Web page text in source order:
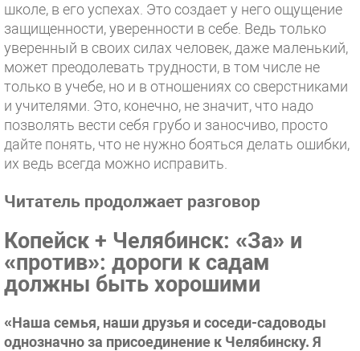
школе, в его успехах. Это создает у него ощущение
защищенности, уверенности в себе. Ведь только
уверенный в своих силах человек, даже маленький,
может преодолевать трудности, в том числе не
только в учебе, но и в отношениях со сверстниками
и учителями. Это, конечно, не значит, что надо
позволять вести себя грубо и заносчиво, просто
дайте понять, что не нужно бояться делать ошибки,
их ведь всегда можно исправить.
Читатель продолжает разговор
Копейск + Челябинск: «За» и
«против»: дороги к садам
должны быть хорошими
«Наша семья, наши друзья и соседи-садоводы
однозначно за присоединение к Челябинску. Я